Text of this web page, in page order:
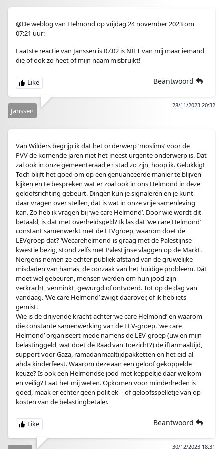
@De weblog van Helmond op vrijdag 24 november 2023 om
07:21 uur:
Laatste reactie van Janssen is 07.02 is NIET van mij maar iemand
die of ook zo heet of mijn naam misbruikt!
Beantwoord
28/11/2023 20:32
Janssen
Van Wilders begrijp ik dat het onderwerp ‘moslims’ voor de
PVV de komende jaren niet het meest urgente onderwerp is. Dat
zal ook in onze gemeenteraad en stad zo zijn, hoop ik. Gelukkig!
Toch blijft het goed om op een genuanceerde manier te blijven
kijken en te bespreken wat er zoal ook in ons Helmond in deze
geloofsrichting gebeurt. Dingen kun je signaleren en je kunt
daar vragen over stellen, dat is wat in onze vrije samenleving
kan. Zo heb ik vragen bij ‘we care Helmond’. Door wie wordt dit
betaald, is dat met overheidsgeld? Ik las dat ‘we care Helmond’
constant samenwerkt met de LEVgroep, waarom doet de
LEVgroep dat? ‘Wecarehelmond’ is graag met de Palestijnse
kwestie bezig, stond zelfs met Palestijnse vlaggen op de Markt.
Nergens nemen ze echter publiek afstand van de gruwelijke
misdaden van hamas, de oorzaak van het huidige probleem. Dát
moet wel gebeuren, mensen werden om hun jood-zijn
verkracht, verminkt, gewurgd of ontvoerd. Tot op de dag van
vandaag. ‘We care Helmond’ zwijgt daarover, of ik heb iets
gemist.
Wie is de drijvende kracht achter ‘we care Helmond’ en waarom
die constante samenwerking van de LEV-groep. ‘we care
Helmond’ organiseert mede namens de LEV-groep (uw en mijn
belastinggeld, wat doet de Raad van Toezicht?) de iftarmaaltijd,
support voor Gaza, ramadanmaaltijdpakketten en het eid-al-
ahda kinderfeest. Waarom deze aan een geloof gekoppelde
keuze? Is ook een Helmondse jood met keppeltje daar welkom
en veilig? Laat het mij weten. Opkomen voor minderheden is
goed, maak er echter geen politiek – of geloofsspelletje van op
kosten van de belastingbetaler.
Beantwoord
30/12/2023 18:31